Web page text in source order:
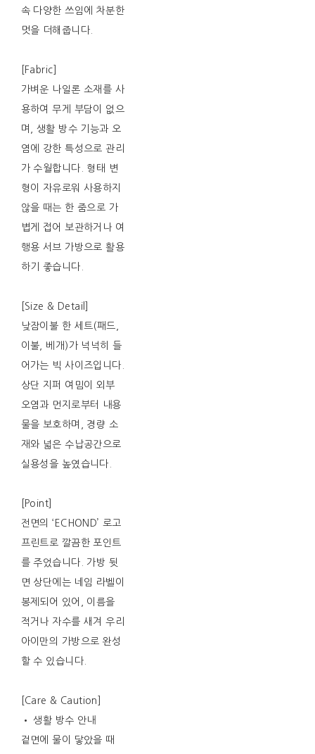
속 다양한 쓰임에 차분한
멋을 더해줍니다.
[Fabric]
가벼운 나일론 소재를 사
용하여 무게 부담이 없으
며, 생활 방수 기능과 오
염에 강한 특성으로 관리
가 수월합니다. 형태 변
형이 자유로워 사용하지
않을 때는 한 줌으로 가
볍게 접어 보관하거나 여
행용 서브 가방으로 활용
하기 좋습니다.
[Size & Detail]
낮잠이불 한 세트(패드,
이불, 베개)가 넉넉히 들
어가는 빅 사이즈입니다.
상단 지퍼 여밈이 외부
오염과 먼지로부터 내용
물을 보호하며, 경량 소
재와 넓은 수납공간으로
실용성을 높였습니다.
[Point]
전면의 ‘ECHOND’ 로고
프린트로 깔끔한 포인트
를 주었습니다. 가방 뒷
면 상단에는 네임 라벨이
봉제되어 있어, 이름을
적거나 자수를 새겨 우리
아이만의 가방으로 완성
할 수 있습니다.
[Care & Caution]
• 생활 방수 안내
겉면에 물이 닿았을 때